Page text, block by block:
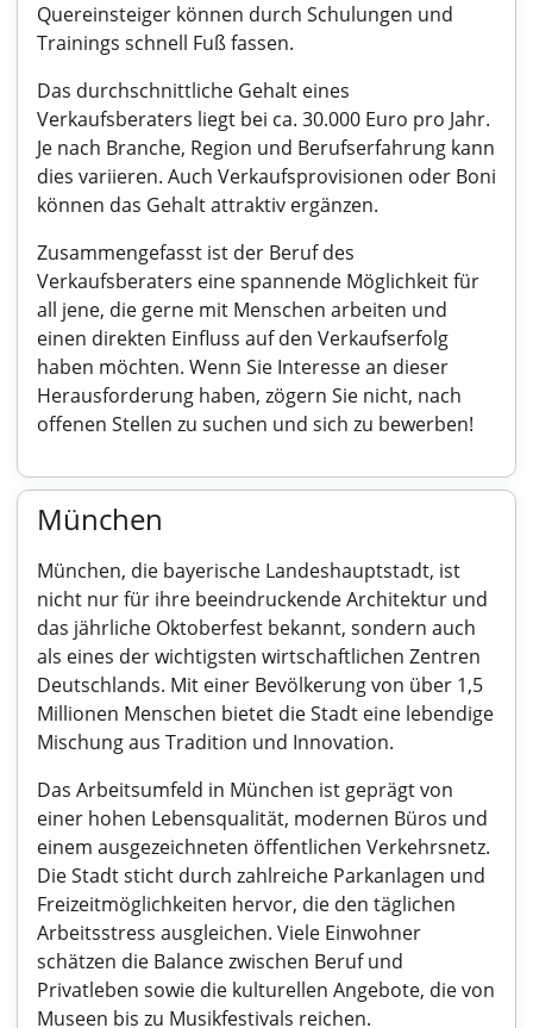
Quereinsteiger können durch Schulungen und
Trainings schnell Fuß fassen.
Das durchschnittliche Gehalt eines
Verkaufsberaters liegt bei ca. 30.000 Euro pro Jahr.
Je nach Branche, Region und Berufserfahrung kann
dies variieren. Auch Verkaufsprovisionen oder Boni
können das Gehalt attraktiv ergänzen.
Zusammengefasst ist der Beruf des
Verkaufsberaters eine spannende Möglichkeit für
all jene, die gerne mit Menschen arbeiten und
einen direkten Einfluss auf den Verkaufserfolg
haben möchten. Wenn Sie Interesse an dieser
Herausforderung haben, zögern Sie nicht, nach
offenen Stellen zu suchen und sich zu bewerben!
München
München, die bayerische Landeshauptstadt, ist
nicht nur für ihre beeindruckende Architektur und
das jährliche Oktoberfest bekannt, sondern auch
als eines der wichtigsten wirtschaftlichen Zentren
Deutschlands. Mit einer Bevölkerung von über 1,5
Millionen Menschen bietet die Stadt eine lebendige
Mischung aus Tradition und Innovation.
Das Arbeitsumfeld in München ist geprägt von
einer hohen Lebensqualität, modernen Büros und
einem ausgezeichneten öffentlichen Verkehrsnetz.
Die Stadt sticht durch zahlreiche Parkanlagen und
Freizeitmöglichkeiten hervor, die den täglichen
Arbeitsstress ausgleichen. Viele Einwohner
schätzen die Balance zwischen Beruf und
Privatleben sowie die kulturellen Angebote, die von
Museen bis zu Musikfestivals reichen.